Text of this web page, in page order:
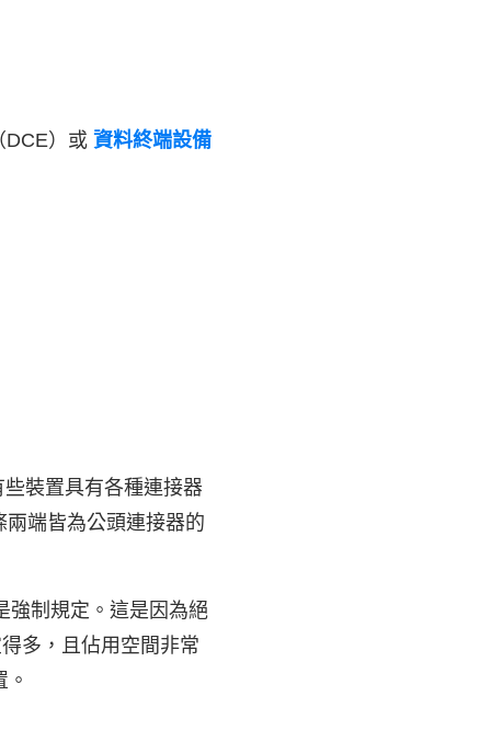
DCE）或 資料終端設備
裝置具有各種連接器
端皆為公頭連接器的
強制規定。這是因為絕
多，且佔用空間非常